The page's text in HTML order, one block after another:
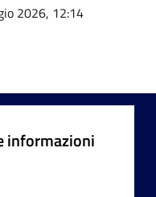
2026, 12:14
informazioni